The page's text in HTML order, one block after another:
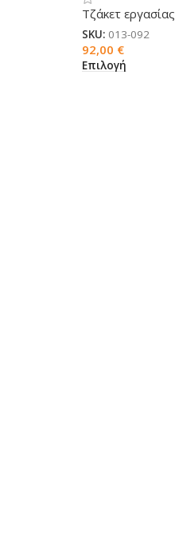
Τζάκετ εργασίας
SKU: 013-092
92,00 €
Επιλογή